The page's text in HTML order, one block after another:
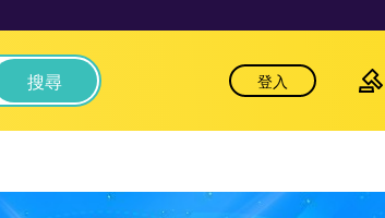
搜尋 登入